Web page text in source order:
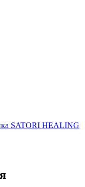
SATORI HEALING